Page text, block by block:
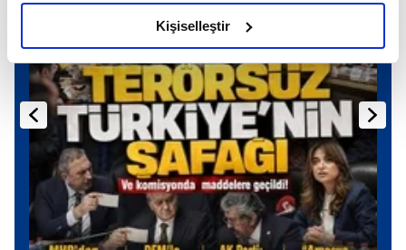
olduğunu ve sizlere en iyi içerikleri sunabilmek adına
elimizden gelen çabayı gösterdiğimizi ve bu noktada,
reklamların maliyetlerimizi karşılamak noktasında tek gelir
kalemimiz olduğunu sizlere hatırlatmak isteriz.
Her halükârda, kullanıcılar, bu çerezlere izin vermedikleri
takdirde, kullanıcılara hedefli reklamlar
gösterilmeyecektir."
Sizlere daha iyi bir hizmet sunabilmek için İnternet
Sitemizde kendimize ve üçüncü kişilere ait çerezler
Kişiselleştir